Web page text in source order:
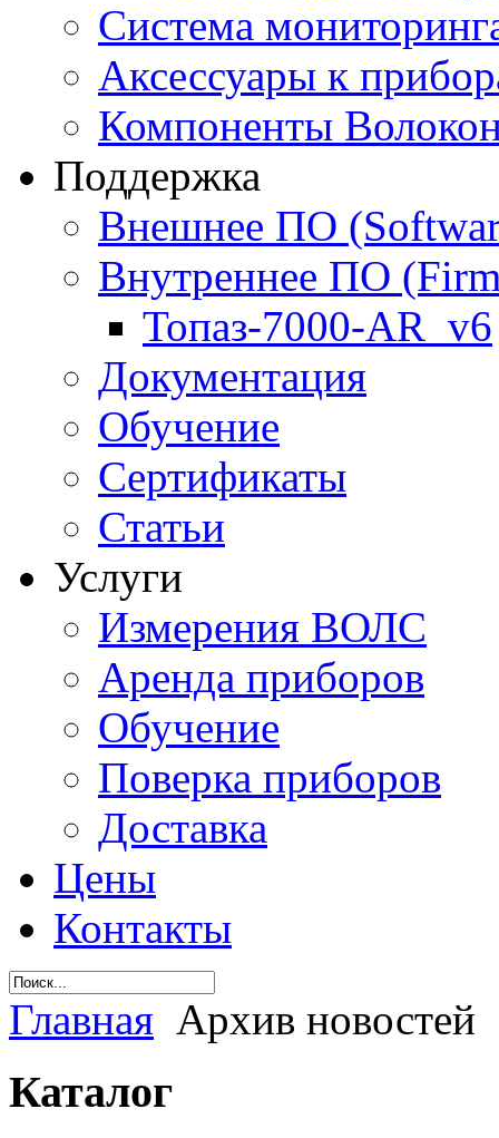
Система
Аксессуары к
Компоненты
Поддержка
Внешнее ПО
Внутреннее ПО
Топаз-7000-AR_v6
Документация
Обучение
Сертификаты
Статьи
Услуги
Измерения ВОЛС
Аренда приборов
Обучение
Поверка приборов
Доставка
Цены
Контакты
Главная Архив новостей
Каталог